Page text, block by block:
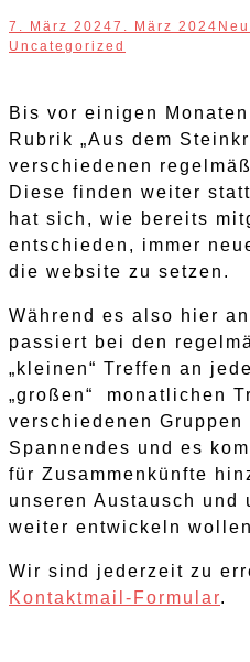
7. März 20247. März 2024
Uncategorized
Bis vor einigen
Rubrik „Aus dem
verschiedenen
Diese finden weiter
hat sich, wie bereits
entschieden, immer
die website zu setzen.
Während es also hier
passiert bei den
„kleinen“ Treffen an
„großen“ monatlichen
verschiedenen
Spannendes und es
für Zusammenkünfte
unseren Austausch und
weiter entwickeln
Wir sind jederzeit zu
Kontaktmail-Formular.